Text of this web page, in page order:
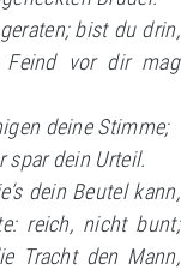
bist du drin,
vor dir mag
deine Stimme;
spar dein Urteil.
dein Beutel kann,
reich, nicht bunt;
Tracht den Mann,